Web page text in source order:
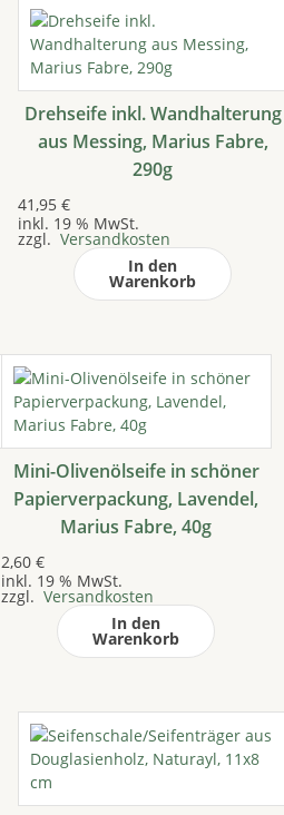
Drehseife inkl. Wandhalterung
aus Messing, Marius Fabre,
290g
41,95 €
inkl. 19 % MwSt.
zzgl. Versandkosten
In den
Warenkorb
Mini-Olivenölseife in schöner
Papierverpackung, Lavendel,
Marius Fabre, 40g
2,60 €
inkl. 19 % MwSt.
zzgl. Versandkosten
In den
Warenkorb